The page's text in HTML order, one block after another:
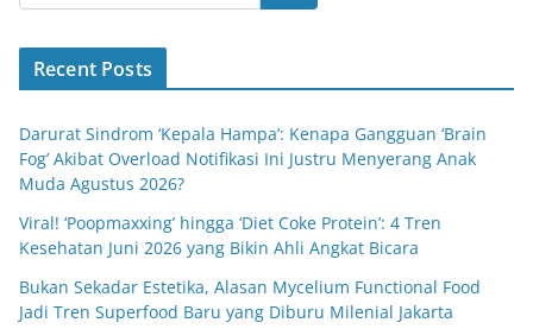
Recent Posts
Darurat Sindrom ‘Kepala Hampa’: Kenapa Gangguan ‘Brain
Fog’ Akibat Overload Notifikasi Ini Justru Menyerang Anak
Muda Agustus 2026?
Viral! ‘Poopmaxxing’ hingga ‘Diet Coke Protein’: 4 Tren
Kesehatan Juni 2026 yang Bikin Ahli Angkat Bicara
Bukan Sekadar Estetika, Alasan Mycelium Functional Food
Jadi Tren Superfood Baru yang Diburu Milenial Jakarta